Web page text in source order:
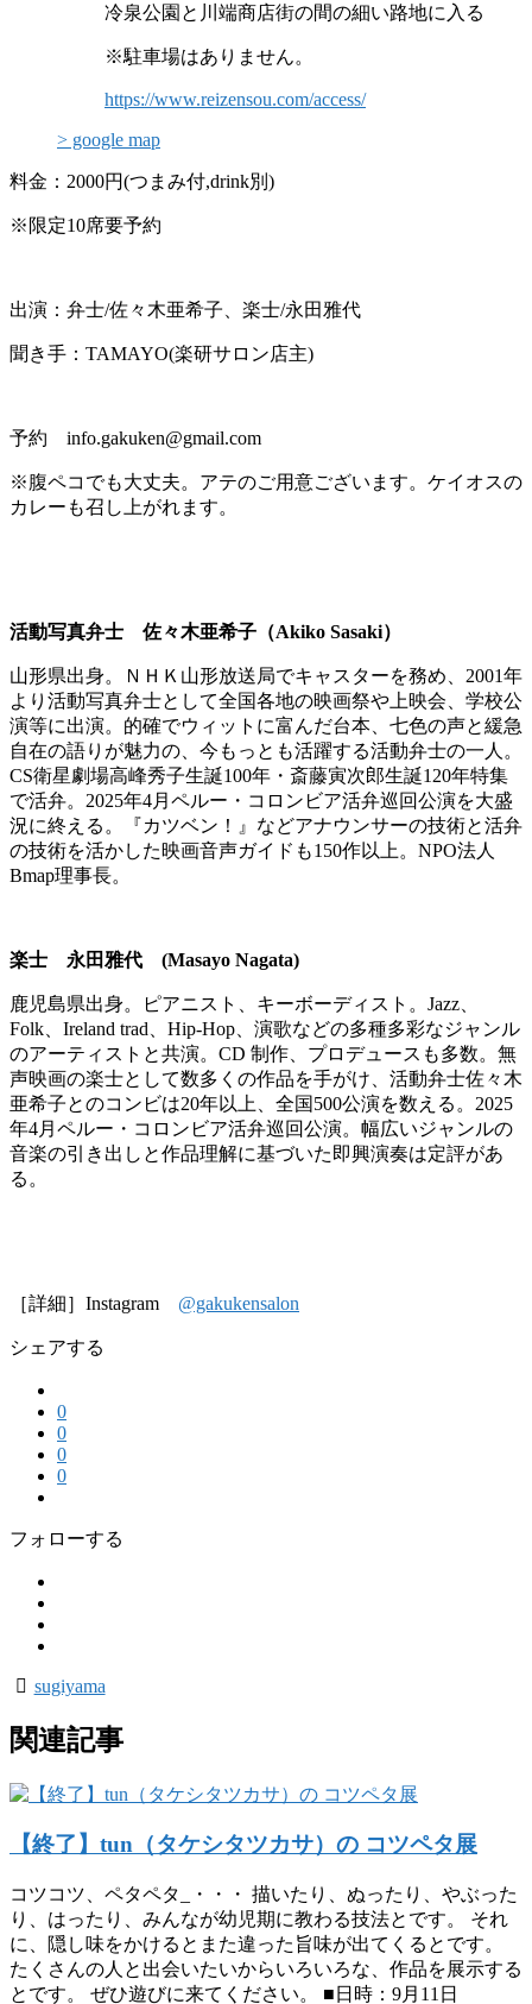
冷泉公園と川端商店街の間の細い路地に入る
※駐車場はありません。
https://www.reizensou.com/access/
> google map
料金：2000円(つまみ付,drink別)
※限定10席要予約
出演：弁士/佐々木亜希子、楽士/永田雅代
聞き手：TAMAYO(楽研サロン店主)
予約 info.gakuken@gmail.com
※腹ペコでも大丈夫。アテのご用意ございます。ケイオスの
カレーも召し上がれます。
活動写真弁士 佐々木亜希子（Akiko Sasaki）
山形県出身。ＮＨＫ山形放送局でキャスターを務め、2001年
より活動写真弁士として全国各地の映画祭や上映会、学校公
演等に出演。的確でウィットに富んだ台本、七色の声と緩急
自在の語りが魅力の、今もっとも活躍する活動弁士の一人。
CS衛星劇場高峰秀子生誕100年・斎藤寅次郎生誕120年特集
で活弁。2025年4月ペルー・コロンビア活弁巡回公演を大盛
況に終える。『カツベン！』などアナウンサーの技術と活弁
の技術を活かした映画音声ガイドも150作以上。NPO法人
Bmap理事長。
楽士 永田雅代 (Masayo Nagata)
鹿児島県出身。ピアニスト、キーボーディスト。Jazz、
Folk、Ireland trad、Hip-Hop、演歌などの多種多彩なジャンル
のアーティストと共演。CD 制作、プロデュースも多数。無
声映画の楽士として数多くの作品を手がけ、活動弁士佐々木
亜希子とのコンビは20年以上、全国500公演を数える。2025
年4月ペルー・コロンビア活弁巡回公演。幅広いジャンルの
音楽の引き出しと作品理解に基づいた即興演奏は定評があ
る。
［詳細］Instagram @gakukensalon
シェアする
0
0
0
0
フォローする
sugiyama
関連記事
【終了】tun（タケシタツカサ）の コツペタ展
コツコツ、ペタペタ_・・・ 描いたり、ぬったり、やぶった
り、はったり、みんなが幼児期に教わる技法とです。 それ
に、隠し味をかけるとまた違った旨味が出てくるとです。
たくさんの人と出会いたいからいろいろな、作品を展示する
とです。 ぜひ遊びに来てください。 ■日時：9月11日